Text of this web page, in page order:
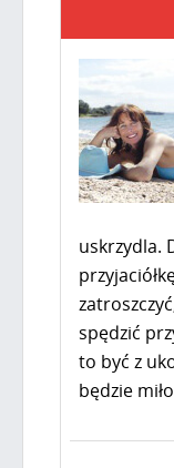
uskrzydla.
spędzić
to być z
będzie